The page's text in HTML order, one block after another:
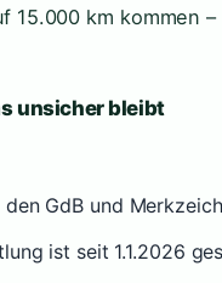
15.000 km kommen
unsicher bleibt
GdB und
ist seit 1.1.2026